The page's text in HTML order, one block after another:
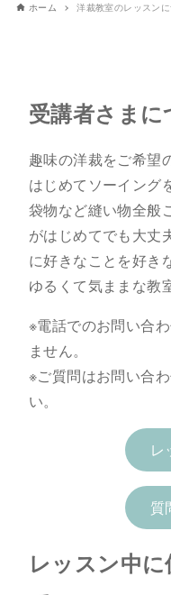
ホーム 洋裁教室のレッスン
受講者さまに
趣味の洋裁をご希望
はじめてソーイング
袋物など縫い物全般
がはじめてでも大丈
に好きなことを好き
ゆるくて気ままな教
※電話でのお問い合
ません。
※ご質問はお問い合
い。
レ
質
レッスン中